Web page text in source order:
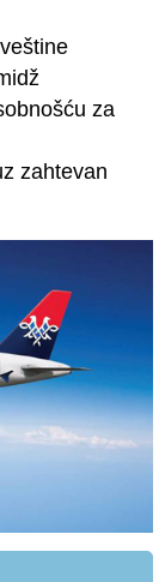
za
zahtevan